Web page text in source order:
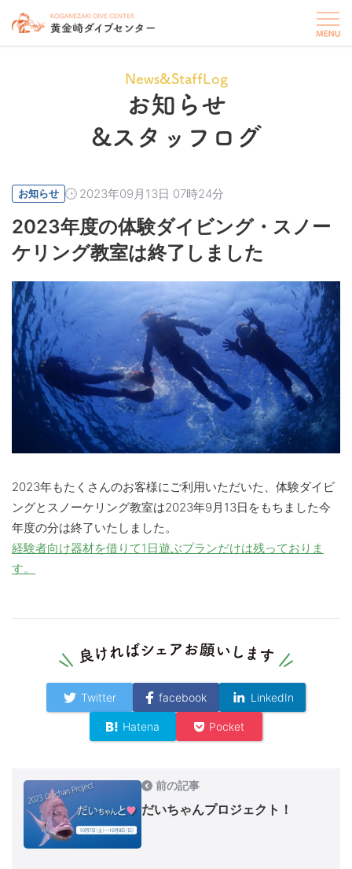
News&StaffLog
お知らせ
&スタッフログ
お知らせ 2023年09月13日 07時24分
2023年度の体験ダイビング・スノー
ケリング教室は終了しました
2023年もたくさんのお客様にご利用いただいた、体験ダイビ
ングとスノーケリング教室は2023年9月13日をもちました今
年度の分は終了いたしました。
経験者向け器材を借りて1日遊ぶプランだけは残っておりま
す。
Twitter facebook LinkedIn
Hatena Pocket
前の記事
だいちゃんプロジェクト！